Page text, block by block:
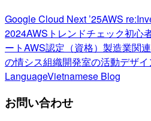
Google Cloud Next ’25AWS
2024AWSトレンドチェック初心
ートAWS認定（資格） 製造業関連
の情シス組織開発室の活動デザイ
LanguageVietnamese Blog
お問い合わせ